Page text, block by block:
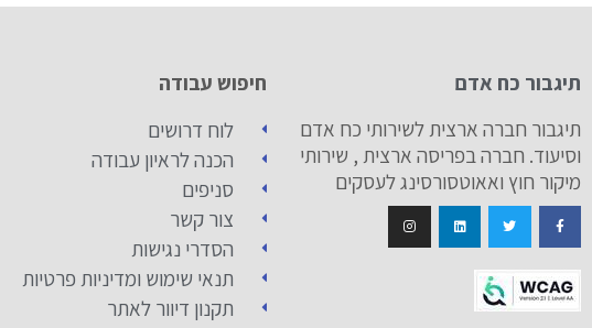
תיגבור כח אדם
תיגבור חברה ארצית לשירותי כח אדם
וסיעוד. חברה בפריסה ארצית , שירותי
מיקור חוץ ואאוטסורסינג לעסקים
חיפוש עבודה
לוח דרושים
הכנה לראיון עבודה
סניפים
צור קשר
הסדרי נגישות
תנאי שימוש ומדיניות פרטיות
תקנון דיוור לאתר